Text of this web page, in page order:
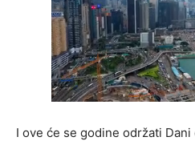
I ove će se godine održati